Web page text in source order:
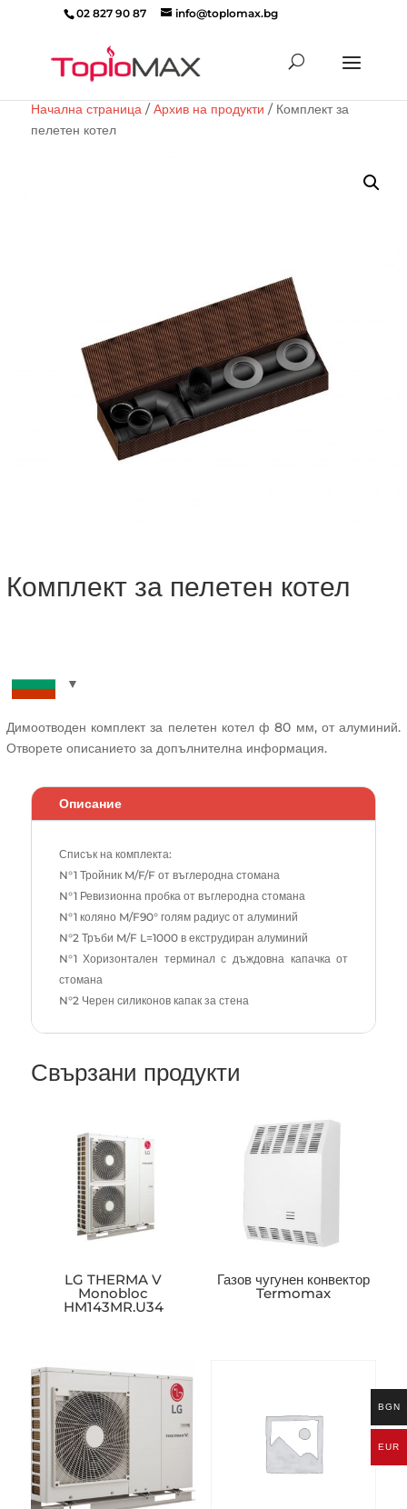
02 827 90 87 info@toplomax.bg
search
Начална страница/Архив на продукти / Комплект за
пелетен котел
Комплект за пелетен котел
Димоотводен комплект за пелетен котел ф 80 мм, от алуминий.
Отворете описанието за допълнителна информация.
Описание
Списък на комплекта:
N°1 Тройник M/F/F от въглеродна стомана
N°1 Ревизионна пробка от въглеродна стомана
N°1 коляно M/F90° голям радиус от алуминий
N°2 Тръби M/F L=1000 в екструдиран алуминий
N°1 Хоризонтален терминал с дъждовна капачка от
стомана
N°2 Черен силиконов капак за стена
Свързани продукти
LG THERMA V
Monobloc
HM143MR.U34
Газов чугунен конвектор
Termomax
BGN
EUR